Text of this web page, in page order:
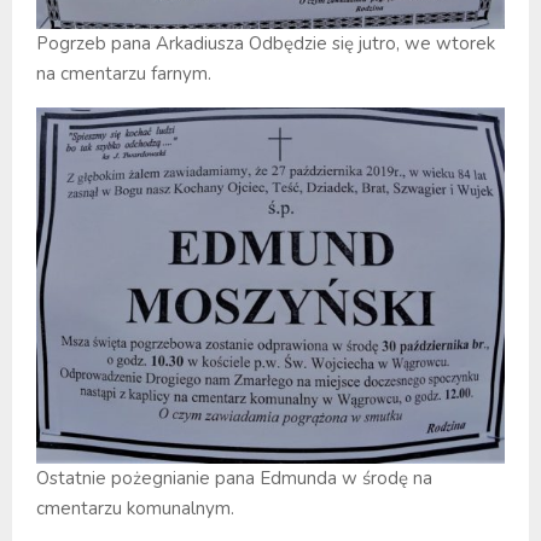
Pogrzeb pana Arkadiusza Odbędzie się jutro, we wtorek
na cmentarzu farnym.
Ostatnie pożegnianie pana Edmunda w środę na
cmentarzu komunalnym.